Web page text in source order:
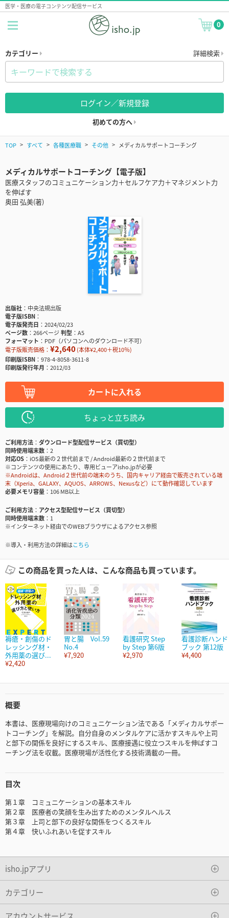
医学・医療の電子コンテンツ配信サービス
0
カテゴリー 詳細検索
ログイン／新規登録
初めての方へ
TOP すべて 各種医療職 その他 メディカルサポートコーチング
メディカルサポートコーチング【電子版】
医療スタッフのコミュニケーション力＋セルフケア力＋マネジメント力
を伸ばす
奥田 弘美(著)
出版社
中央法規出版
電子版ISBN
電子版発売日
2024/02/23
ページ数
266ページ判型
A5
フォーマット
PDF（パソコンへのダウンロード不可）
電子版販売価格： ¥2,640(本体¥2,400＋税10％)
印刷版ISBN
978-4-8058-3611-8
印刷版発行年月
2012/03
カートに入れる
ちょっと立ち読み
ご利用方法
ダウンロード型配信サービス（買切型）
同時使用端末数
2
対応OS
iOS最新の２世代前まで / Android最新の２世代前まで
※コンテンツの使用にあたり、専用ビューアisho.jpが必要
※Androidは、Android２世代前の端末のうち、国内キャリア経由で販売されている端
末（Xperia、GALAXY、AQUOS、ARROWS、Nexusなど）にて動作確認しています
必要メモリ容量
106 MB以上
ご利用方法
アクセス型配信サービス（買切型）
同時使用端末数
1
※インターネット経由でのWEBブラウザによるアクセス参照
※導入・利用方法の詳細はこちら
この商品を買った人は、こんな商品も買っています。
褥瘡・創傷のド
レッシング材・
外用薬の選び...
¥2,420
胃と腸 Vol.59
No.4
¥7,920
看護研究 Step
by Step 第6版
¥2,970
看護診断ハンド
ブック 第12版
¥4,400
概要
本書は、医療現場向けのコミュニケーション法である「メディカルサポー
トコーチング」を解説。自分自身のメンタルケアに活かすスキルや上司
と部下の関係を良好にするスキル、医療接遇に役立つスキルを伸ばすコ
ーチング法を収載。医療現場が活性化する技術満載の一冊。
目次
第１章 コミュニケーションの基本スキル
第２章 医療者の笑顔を生み出すためのメンタルヘルス
第３章 上司と部下の良好な関係をつくるスキル
第４章 快いふれあいを促すスキル
isho.jpアプリ
カテゴリー
アカウントサービス